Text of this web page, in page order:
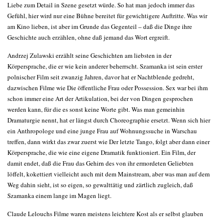
Liebe zum Detail in Szene gesetzt würde. So hat man jedoch immer das
Gefühl, hier wird nur eine Bühne bereitet für gewichtigere Auftritte. Was wir
am Kino lieben, ist aber im Grunde das Gegenteil – daß die Dinge ihre
Geschichte auch erzählen, ohne daß jemand das Wort ergreift.
Andrzej Zulawski erzählt seine Geschichten am liebsten in der
Körpersprache, die er wie kein anderer beherrscht. Szamanka ist sein erster
polnischer Film seit zwanzig Jahren, davor hat er Nachtblende gedreht,
dazwischen Filme wie Die öffentliche Frau oder Possession. Sex war bei ihm
schon immer eine Art der Artikulation, bei der von Dingen gesprochen
werden kann, für die es sonst keine Worte gibt. Was man gemeinhin
Dramaturgie nennt, hat er längst durch Choreographie ersetzt. Wenn sich hier
ein Anthropologe und eine junge Frau auf Wohnungssuche in Warschau
treffen, dann wirkt das zwar zuerst wie Der letzte Tango, folgt aber dann einer
Körpersprache, die wie eine eigene Dramatik funktioniert. Ein Film, der
damit endet, daß die Frau das Gehirn des von ihr ermordeten Geliebten
löffelt, kokettiert vielleicht auch mit dem Mainstream, aber was man auf dem
Weg dahin sieht, ist so eigen, so gewalttätig und zärtlich zugleich, daß
Szamanka einem lange im Magen liegt.
Claude Lelouchs Filme waren meistens leichtere Kost als er selbst glauben